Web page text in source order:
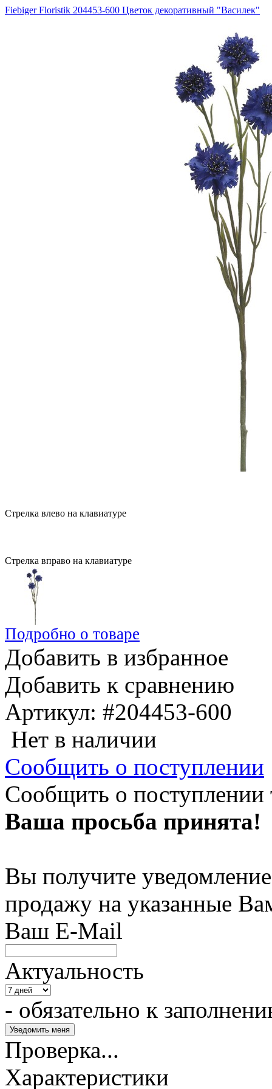
Fiebiger Floristik 204453-600 Цветок декоративный "Василек"
Стрелка влево на клавиатуре
Стрелка вправо на клавиатуре
Подробно о товаре
Добавить в избранное
Добавить к сравнению
Артикул: #204453-600
Нет в наличии
Сообщить о поступлении
Сообщить о поступлении
Ваша просьба принята!
Вы получите
продажу на указанные
Ваш E-Mail
Актуальность
- обязательно к
Проверка...
Характеристики